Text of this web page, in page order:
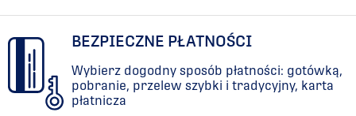
BEZPIECZNE PŁATNOŚCI
Wybierz dogodny sposób płatności: gotówką,
pobranie, przelew szybki i tradycyjny, karta
płatnicza